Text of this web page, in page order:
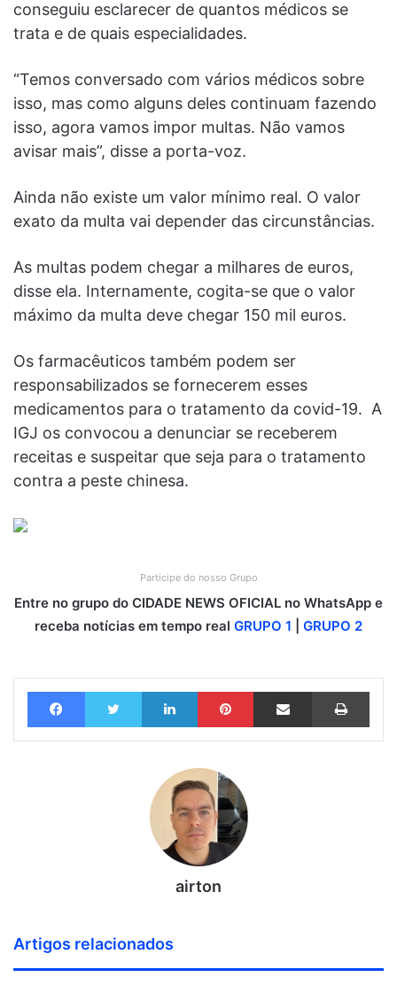
conseguiu esclarecer de quantos médicos se
trata e de quais especialidades.
“Temos conversado com vários médicos sobre
isso, mas como alguns deles continuam fazendo
isso, agora vamos impor multas. Não vamos
avisar mais”, disse a porta-voz.
Ainda não existe um valor mínimo real. O valor
exato da multa vai depender das circunstâncias.
As multas podem chegar a milhares de euros,
disse ela. Internamente, cogita-se que o valor
máximo da multa deve chegar 150 mil euros.
Os farmacêuticos também podem ser
responsabilizados se fornecerem esses
medicamentos para o tratamento da covid-19. A
IGJ os convocou a denunciar se receberem
receitas e suspeitar que seja para o tratamento
contra a peste chinesa.
Participe do nosso Grupo
Entre no grupo do CIDADE NEWS OFICIAL no WhatsApp e
receba notícias em tempo real GRUPO 1 GRUPO 2
Facebook Twitter Linkedin Pinterest Compartilhar via e-mail
airton
Artigos relacionados